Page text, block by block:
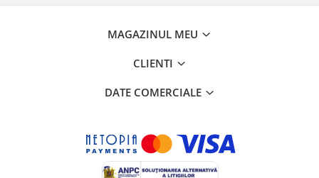
MAGAZINUL MEU
CLIENTI
DATE COMERCIALE